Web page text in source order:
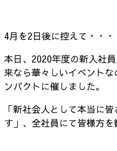
4月を2日後に控えて・・・
本日、2020年度の新入社
来なら華々しいイベント
ンパクトに催しました。
「新社会人として本当に
す」、全社員にて皆様方を